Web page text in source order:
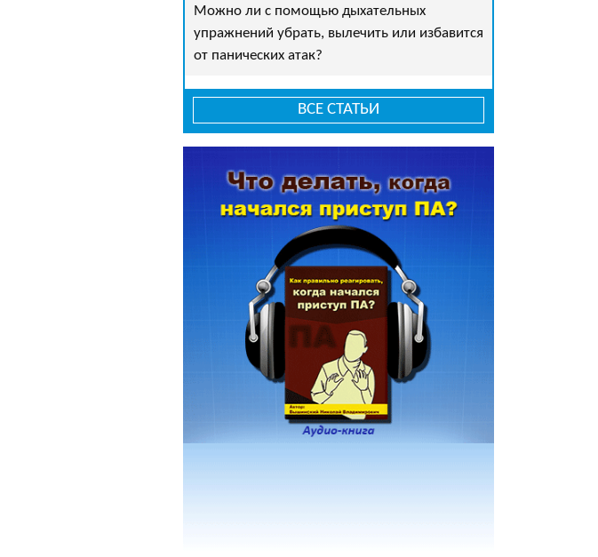
Можно ли с помощью дыхательных
упражнений убрать, вылечить или избавится
от панических атак?
ВСЕ СТАТЬИ